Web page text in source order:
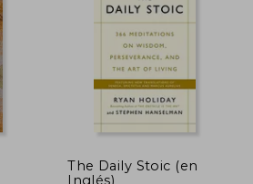
Rápido
The Daily Stoic (en
Inglés)